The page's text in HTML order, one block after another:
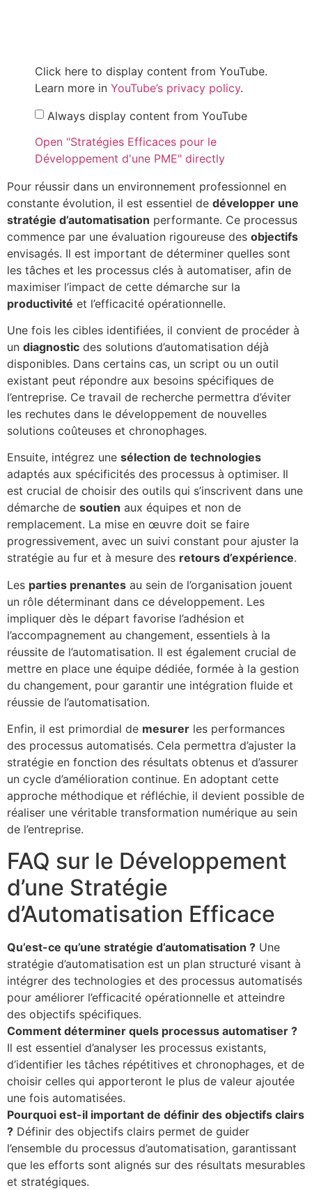
Click here to display content from YouTube.
Learn more in YouTube’s privacy policy.
Always display content from YouTube
Open "Stratégies Efficaces pour le
Développement d'une PME" directly
Pour réussir dans un environnement professionnel en
constante évolution, il est essentiel de développer une
stratégie d’automatisation performante. Ce processus
commence par une évaluation rigoureuse des objectifs
envisagés. Il est important de déterminer quelles sont
les tâches et les processus clés à automatiser, afin de
maximiser l’impact de cette démarche sur la
productivité et l’efficacité opérationnelle.
Une fois les cibles identifiées, il convient de procéder à
un diagnostic des solutions d’automatisation déjà
disponibles. Dans certains cas, un script ou un outil
existant peut répondre aux besoins spécifiques de
l’entreprise. Ce travail de recherche permettra d’éviter
les rechutes dans le développement de nouvelles
solutions coûteuses et chronophages.
Ensuite, intégrez une sélection de technologies
adaptés aux spécificités des processus à optimiser. Il
est crucial de choisir des outils qui s’inscrivent dans une
démarche de soutien aux équipes et non de
remplacement. La mise en œuvre doit se faire
progressivement, avec un suivi constant pour ajuster la
stratégie au fur et à mesure des retours d’expérience.
Les parties prenantes au sein de l’organisation jouent
un rôle déterminant dans ce développement. Les
impliquer dès le départ favorise l’adhésion et
l’accompagnement au changement, essentiels à la
réussite de l’automatisation. Il est également crucial de
mettre en place une équipe dédiée, formée à la gestion
du changement, pour garantir une intégration fluide et
réussie de l’automatisation.
Enfin, il est primordial de mesurer les performances
des processus automatisés. Cela permettra d’ajuster la
stratégie en fonction des résultats obtenus et d’assurer
un cycle d’amélioration continue. En adoptant cette
approche méthodique et réfléchie, il devient possible de
réaliser une véritable transformation numérique au sein
de l’entreprise.
FAQ sur le Développement
d’une Stratégie
d’Automatisation Efficace
Qu’est-ce qu’une stratégie d’automatisation ? Une
stratégie d’automatisation est un plan structuré visant à
intégrer des technologies et des processus automatisés
pour améliorer l’efficacité opérationnelle et atteindre
des objectifs spécifiques.
Comment déterminer quels processus automatiser ?
Il est essentiel d’analyser les processus existants,
d’identifier les tâches répétitives et chronophages, et de
choisir celles qui apporteront le plus de valeur ajoutée
une fois automatisées.
Pourquoi est-il important de définir des objectifs clairs
? Définir des objectifs clairs permet de guider
l’ensemble du processus d’automatisation, garantissant
que les efforts sont alignés sur des résultats mesurables
et stratégiques.